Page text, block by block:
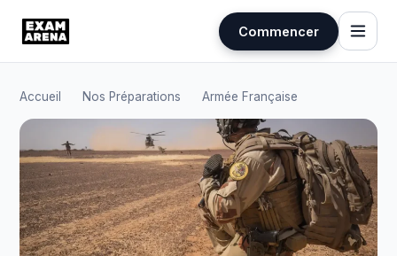
Commencer
contenu
Accueil Nos Préparations Armée Française